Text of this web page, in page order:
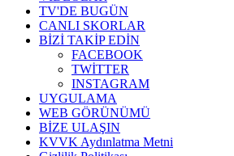
TV'DE BUGÜN
CANLI SKORLAR
BİZİ TAKİP EDİN
FACEBOOK
TWİTTER
INSTAGRAM
UYGULAMA
WEB GÖRÜNÜMÜ
BİZE ULAŞIN
KVVK Aydınlatma Metni